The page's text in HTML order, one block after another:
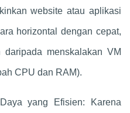
website atau aplikasi
horizontal dengan cepat,
menskalakan VM
CPU dan RAM).
yang Efisien: Karena